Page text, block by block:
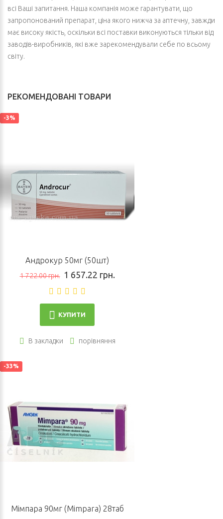
всі Ваші запитання. Наша компанія може гарантувати, що
запропонований препарат, ціна якого нижча за аптечну, завжди
має високу якість, оскільки всі поставки виконуються тільки від
заводів-виробників, які вже зарекомендували себе по всьому
світу.
РЕКОМЕНДОВАНІ ТОВАРИ
-3%
Андрокур 50мг (50шт)
1 722.00 грн. 1 657.22 грн.
КУПИТИ
В закладки порівняння
-33%
Мімпара 90мг (Mimpara) 28таб